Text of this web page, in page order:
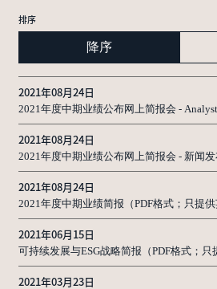
排序
降序
2021年08月24日
2021年度中期业绩公布网上简报会 -
2021年08月24日
2021年度中期业绩公布网上简报会 - 新闻发
2021年08月24日
2021年度中期业绩简报（PDF格式；只提供
2021年06月15日
可持续发展与ESG战略简报（PDF格式；只
2021年03月23日